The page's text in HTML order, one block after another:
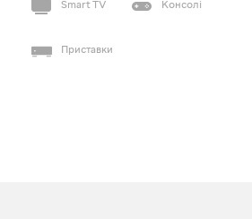
Smart TV Консолі
Приставки